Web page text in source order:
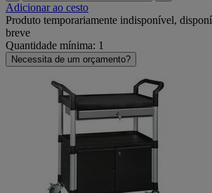
Adicionar ao cesto
Produto temporariamente indisponível,
breve
Quantidade mínima: 1
Necessita de um orçamento?